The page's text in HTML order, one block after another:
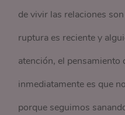
de vivir las relaciones
ruptura es reciente y
atención, el pensamiento
inmediatamente es que
porque seguimos